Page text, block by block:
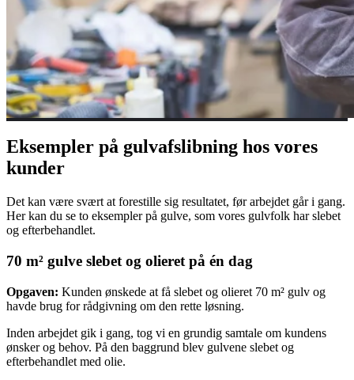
Eksempler på gulvafslibning hos vores
kunder
Det kan være svært at forestille sig resultatet, før arbejdet går i gang.
Her kan du se to eksempler på gulve, som vores gulvfolk har slebet
og efterbehandlet.
70 m² gulve slebet og olieret på én dag
Opgaven: Kunden ønskede at få slebet og olieret 70 m² gulv og
havde brug for rådgivning om den rette løsning.
Inden arbejdet gik i gang, tog vi en grundig samtale om kundens
ønsker og behov. På den baggrund blev gulvene slebet og
efterbehandlet med olie.